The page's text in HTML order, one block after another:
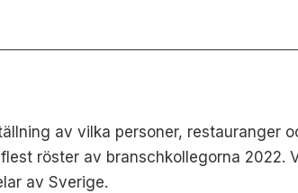
av vilka personer, restauranger
röster av branschkollegorna 2022.
av Sverige.